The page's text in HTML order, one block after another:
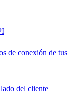
de conexión de
del cliente